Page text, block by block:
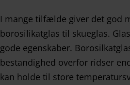
I mange tilfælde giver det god
borosilikatglas til skueglas.
gode egenskaber.
bestandighed overfor ridser
kan holde til store